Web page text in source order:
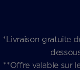
*Livraison gratuite
**Offre valable sur